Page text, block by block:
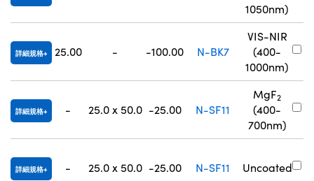
1050nm)
詳細規格 25.00 - -100.00 N-BK7
VIS-NIR
(400-
1000nm)
詳細規格 - 25.0 x 50.0 -25.00 N-SF11
MgF2
(400-
700nm)
詳細規格 - 25.0 x 50.0 -25.00 N-SF11 Uncoated